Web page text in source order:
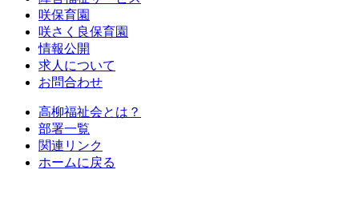
咲保育園
咲さく良保育園
情報公開
求人について
お問合わせ
高柳福祉会とは？
部署一覧
関連リンク
ホームに戻る